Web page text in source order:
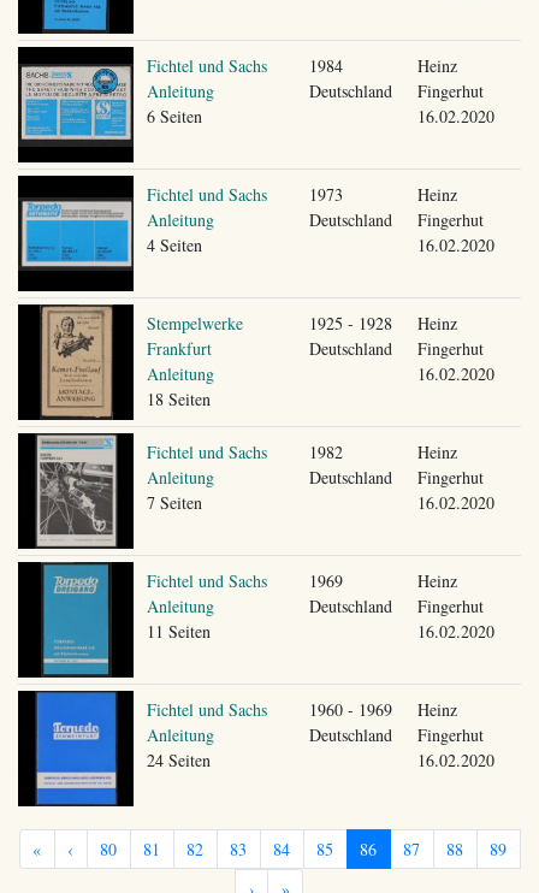
Fichtel und Sachs
Anleitung
6 Seiten
1984
Deutschland
Heinz
Fingerhut
16.02.2020
Fichtel und Sachs
Anleitung
4 Seiten
1973
Deutschland
Heinz
Fingerhut
16.02.2020
Stempelwerke
Frankfurt
Anleitung
18 Seiten
1925 - 1928
Deutschland
Heinz
Fingerhut
16.02.2020
Fichtel und Sachs
Anleitung
7 Seiten
1982
Deutschland
Heinz
Fingerhut
16.02.2020
Fichtel und Sachs
Anleitung
11 Seiten
1969
Deutschland
Heinz
Fingerhut
16.02.2020
Fichtel und Sachs
Anleitung
24 Seiten
1960 - 1969
Deutschland
Heinz
Fingerhut
16.02.2020
« ‹ 80 81 82 83 84 85 86 87 88
89
›
»